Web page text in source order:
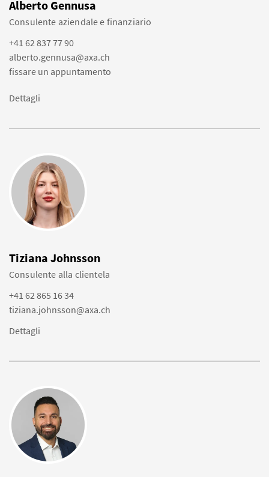
Alberto Gennusa
Consulente aziendale e finanziario
+41 62 837 77 90
alberto.gennusa@axa.ch
fissare un appuntamento
Dettagli
Tiziana Johnsson
Consulente alla clientela
+41 62 865 16 34
tiziana.johnsson@axa.ch
Dettagli